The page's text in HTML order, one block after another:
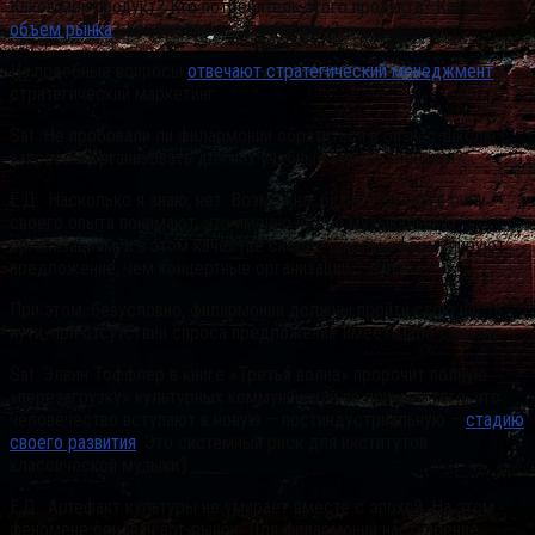
Каков мой продукт? Кто потребитель этого продукта? Каков
объем рынка? Как увеличить этот объем?
На подобные вопросы отвечают стратегический менеджменти
Sat: Не пробовали ли филармонии обратиться в бизнес-школы с
запросом организовать для них учебные курсы, тренинги?
Е.Д.: Насколько я знаю, нет. Возможно, бизнес-школы в силу
своего опыта понимают, что именно нужно музыкальным
организациям, и в этом качестве скорее школы сформулируют
предложение, чем концертные организации – запрос.
При этом, безусловно, филармонии должны пройти свою часть
пути: при отсутствии спроса предложение имеет мало смысла.
«перезагрузку» культурных коммуникаций по причине того, что
стадию
своего развития
феномене основан арт-рынок. Для филармоний наступление